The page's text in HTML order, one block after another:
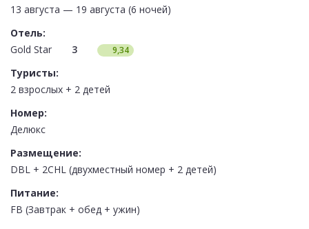
13 августа — 19 августа (6 ночей)
Отель:
Gold Star
3 9,34
Туристы:
2 взрослых + 2 детей
Номер:
Делюкс
Размещение:
DBL + 2CHL (двухместный номер + 2 детей)
Питание:
FB (Завтрак + обед + ужин)